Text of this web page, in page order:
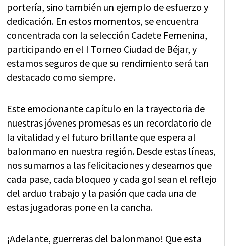
portería, sino también un ejemplo de esfuerzo y
dedicación. En estos momentos, se encuentra
concentrada con la selección Cadete Femenina,
participando en el I Torneo Ciudad de Béjar, y
estamos seguros de que su rendimiento será tan
destacado como siempre.
Este emocionante capítulo en la trayectoria de
nuestras jóvenes promesas es un recordatorio de
la vitalidad y el futuro brillante que espera al
balonmano en nuestra región. Desde estas líneas,
nos sumamos a las felicitaciones y deseamos que
cada pase, cada bloqueo y cada gol sean el reflejo
del arduo trabajo y la pasión que cada una de
estas jugadoras pone en la cancha.
¡Adelante, guerreras del balonmano! Que esta